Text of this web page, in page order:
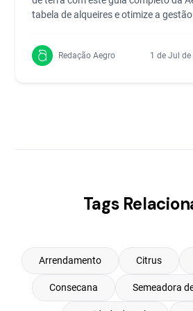
tabela de alqueires e otimize a
Redação Aegro 1 de Jul
Tags
Arrendamento Citrus
Consecana Semeadora